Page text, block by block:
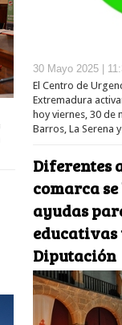
30 Mayo 2025 |
El Centro de
Extremadura
hoy viernes, 30 de
Barros, La Serena
Diferentes
comarca
ayudas
educativas
Diputación